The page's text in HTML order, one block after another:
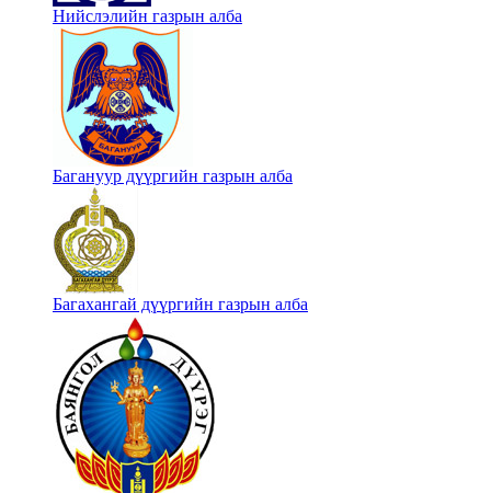
Нийслэлийн газрын алба
Багануур дүүргийн газрын алба
Багахангай дүүргийн газрын алба